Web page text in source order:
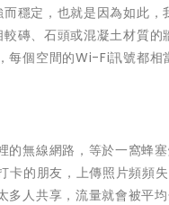
穩定，也就是因為如此
磚、石頭或混凝土材質
每個空間的Wi-Fi訊號都
的無線網路，等於一窩蜂
卡的朋友，上傳照片頻頻
人共享，流量就會被平